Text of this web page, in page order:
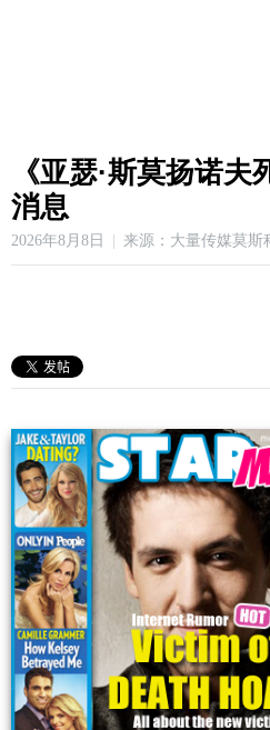
《亚瑟·斯莫扬诺
消息
2026年8月8日 来源：大量传媒莫斯